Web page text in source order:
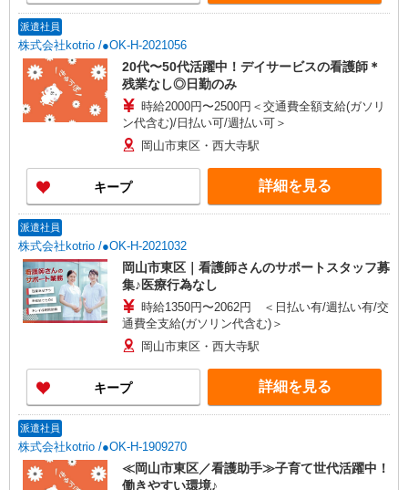
派遣社員
株式会社kotrio /●OK-H-2021056
20代〜50代活躍中！デイサービスの看護師＊
残業なし◎日勤のみ
時給2000円〜2500円＜交通費全額支給(ガソリ
ン代含む)/日払い可/週払い可＞
岡山市東区・西大寺駅
キープ 詳細を見る
派遣社員
株式会社kotrio /●OK-H-2021032
岡山市東区｜看護師さんのサポートスタッフ募
集♪医療行為なし
時給1350円〜2062円 ＜日払い有/週払い有/交
通費全支給(ガソリン代含む)＞
岡山市東区・西大寺駅
キープ 詳細を見る
派遣社員
株式会社kotrio /●OK-H-1909270
≪岡山市東区／看護助手≫子育て世代活躍中！
働きやすい環境♪